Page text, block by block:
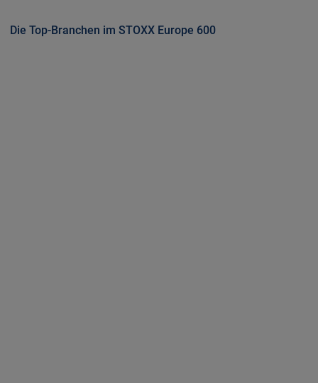
Die Top-Branchen im STOXX Europe 600